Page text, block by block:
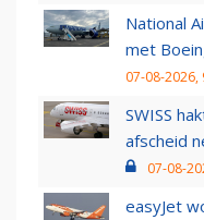
National
met
07-08-2026,
SWISS
afscheid
07-08-
easyJet